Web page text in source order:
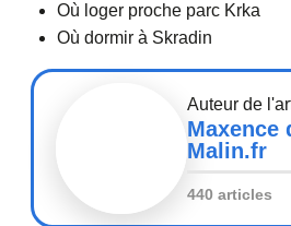
Où loger proche parc Krka
Où dormir à Skradin
Auteur de
Maxence
Malin.fr
440 articles